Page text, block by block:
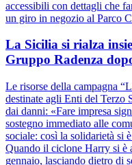
accessibili con dettagli che
un giro in negozio al Parco
La Sicilia si rialza
Gruppo Radenza
Le risorse della campagna
destinate agli Enti del Terzo
dai danni: «Fare impresa
sostegno immediato alle
sociale: così la solidarietà si
Quando il ciclone Harry si è
gennaio, lasciando dietro di